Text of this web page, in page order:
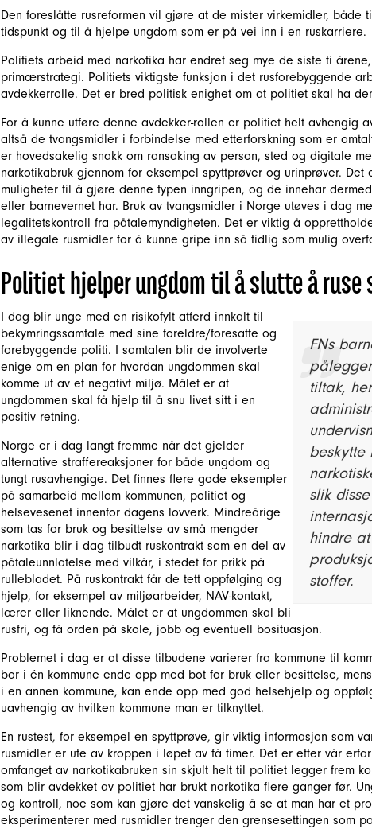
Den foreslåtte rusreformen vil gjøre at de mister virkemidler, både
tidspunkt og til å hjelpe ungdom som er på vei inn i en ruskarriere.
Politiets arbeid med narkotika har endret seg mye de siste ti
primærstrategi. Politiets viktigste funksjon i det rusforebyggende
avdekkerrolle. Det er bred politisk enighet om at politiet skal ha
For å kunne utføre denne avdekker-rollen er politiet helt avhengig
altså de tvangsmidler i forbindelse med etterforskning som er
er hovedsakelig snakk om ransaking av person, sted og digitale
narkotikabruk gjennom for eksempel spyttprøver og urinprøver. Det
muligheter til å gjøre denne typen inngripen, og de innehar
eller barnevernet har. Bruk av tvangsmidler i Norge utøves i dag
legalitetskontroll fra påtalemyndigheten. Det er viktig å
av illegale rusmidler for å kunne gripe inn så tidlig som mulig
Politiet hjelper ungdom til å slutte å ruse
FNs
tiltak,
beskytte
slik
hindre
stoffer.
I dag blir unge med en risikofylt atferd innkalt til
bekymringssamtale med sine foreldre/foresatte og
forebyggende politi. I samtalen blir de involverte
enige om en plan for hvordan ungdommen skal
komme ut av et negativt miljø. Målet er at
ungdommen skal få hjelp til å snu livet sitt i en
positiv retning.
Norge er i dag langt fremme når det gjelder
alternative straffereaksjoner for både ungdom og
tungt rusavhengige. Det finnes flere gode eksempler
på samarbeid mellom kommunen, politiet og
helsevesenet innenfor dagens lovverk. Mindreårige
som tas for bruk og besittelse av små mengder
narkotika blir i dag tilbudt ruskontrakt som en del av
påtaleunnlatelse med vilkår, i stedet for prikk på
rullebladet. På ruskontrakt får de tett oppfølging og
hjelp, for eksempel av miljøarbeider, NAV-kontakt,
lærer eller liknende. Målet er at ungdommen skal bli
rusfri, og få orden på skole, jobb og eventuell bosituasjon.
Problemet i dag er at disse tilbudene varierer fra kommune til
bor i én kommune ende opp med bot for bruk eller besittelse,
i en annen kommune, kan ende opp med god helsehjelp og
uavhengig av hvilken kommune man er tilknyttet.
En rustest, for eksempel en spyttprøve, gir viktig informasjon som
rusmidler er ute av kroppen i løpet av få timer. Det er etter vår
omfanget av narkotikabruken sin skjult helt til politiet legger frem
som blir avdekket av politiet har brukt narkotika flere ganger før.
og kontroll, noe som kan gjøre det vanskelig å se at man har et
eksperimenterer med rusmidler trenger den grensesettingen som